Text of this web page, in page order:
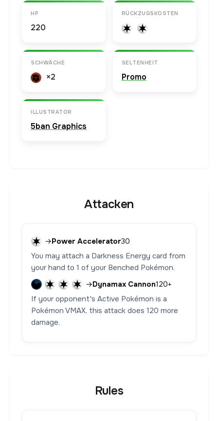
HP
220
RÜCKZUGSKOSTEN
SCHWÄCHE
×2
SELTENHEIT
Promo
ILLUSTRATOR
5ban Graphics
Attacken
→Power Accelerator30
You may attach a Darkness Energy card from
your hand to 1 of your Benched Pokémon.
→Dynamax Cannon120+
If your opponent's Active Pokémon is a
Pokémon VMAX, this attack does 120 more
damage.
Rules